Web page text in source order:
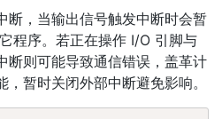
断，当输出信号触发中断时会暂
程序。若正在操作 I/O 引脚与
断则可能导致通信错误，盖革计
暂时关闭外部中断避免影响。